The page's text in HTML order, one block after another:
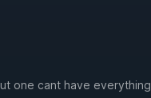
one cant have everything